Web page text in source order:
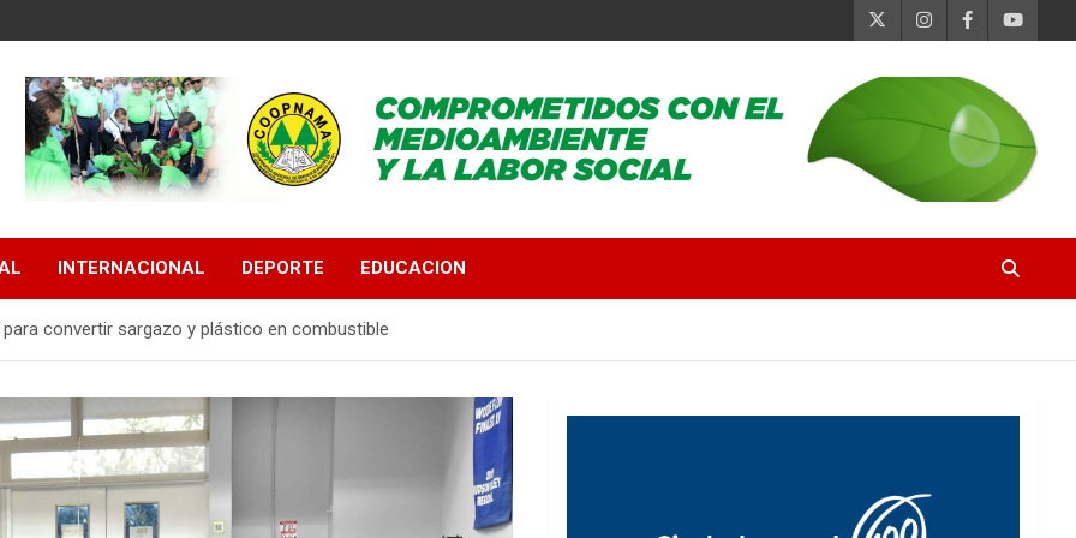
INTERNACIONAL DEPORTE EDUCACION
convertir sargazo y plástico en combustible